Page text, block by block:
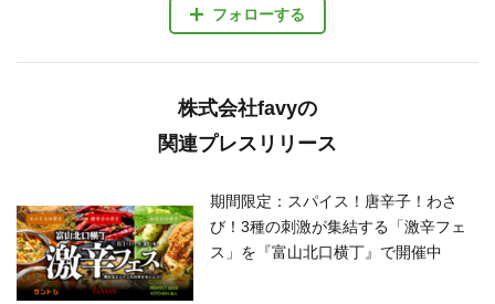
フォローする
株式会社favyの
関連プレスリリース
期間限定：スパイス！唐辛子！わさ
び！3種の刺激が集結する「激辛フェ
ス」を『富山北口横丁』で開催中